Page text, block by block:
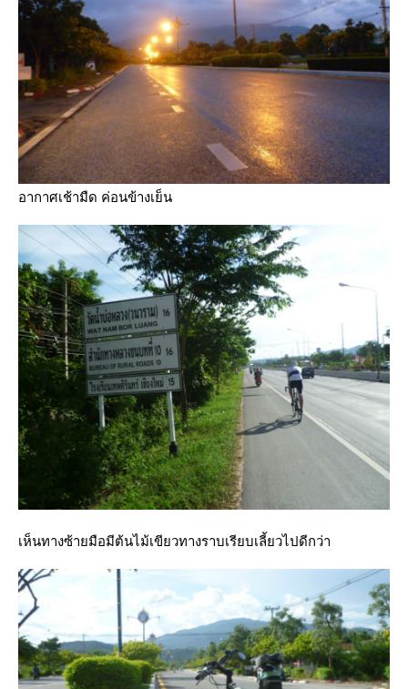
อากาศเช้ามืด ค่อนข้างเย็น
เห็นทางซ้ายมือมีต้นไม้เขียวทางราบเรียบเลี้ยวไปดีกว่า